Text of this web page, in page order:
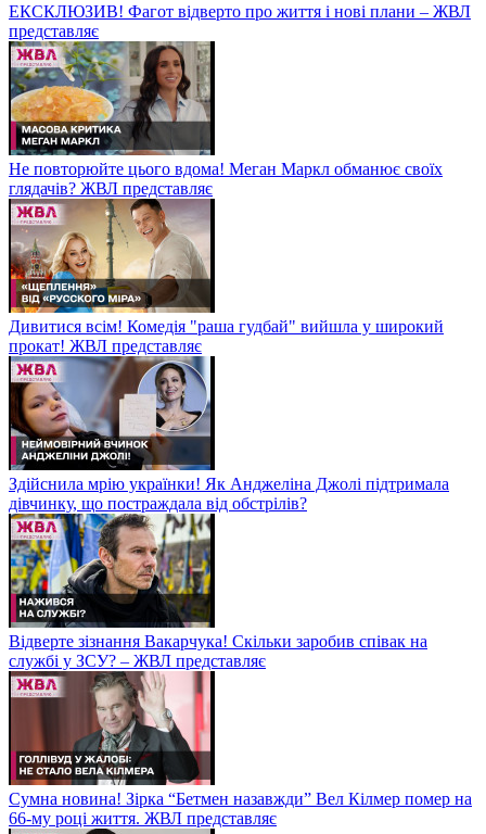
ЕКСКЛЮЗИВ! Фагот відверто про життя і нові плани – ЖВЛ
представляє
Не повторюйте цього вдома! Меган Маркл обманює своїх
глядачів? ЖВЛ представляє
Дивитися всім! Комедія "раша гудбай" вийшла у широкий
прокат! ЖВЛ представляє
Здійснила мрію українки! Як Анджеліна Джолі підтримала
дівчинку, що постраждала від обстрілів?
Відверте зізнання Вакарчука! Скільки заробив співак на
службі у ЗСУ? – ЖВЛ представляє
Сумна новина! Зірка “Бетмен назавжди” Вел Кілмер помер на
66-му році життя. ЖВЛ представляє